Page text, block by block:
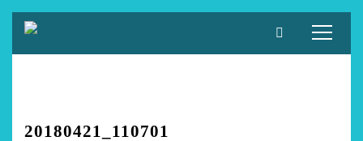
Zum
20180421_110701